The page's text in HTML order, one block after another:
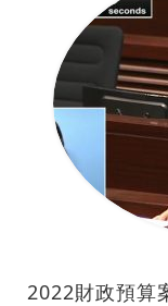
2022財政預算